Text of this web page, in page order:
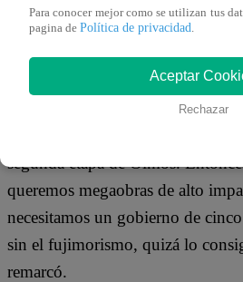
política.
“El fujimorismo se ha bajado
los últimos seis presidentes y, con
inestabilidad, tenemos paralizado el
segunda etapa de Olmos.
queremos megaobras de alto
necesitamos un gobierno de
sin el fujimorismo, quizá lo
remarcó.
Para conocer mejor como se utilizan tus
pagina de Política de privacidad
Aceptar
Rechazar